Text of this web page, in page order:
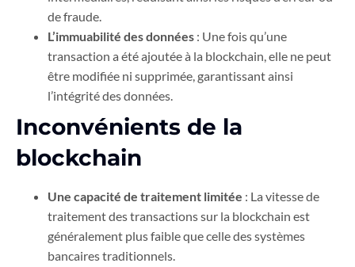
de fraude.
L’immuabilité des données : Une fois qu’une
transaction a été ajoutée à la blockchain, elle ne peut
être modifiée ni supprimée, garantissant ainsi
l’intégrité des données.
Inconvénients de la
blockchain
Une capacité de traitement limitée : La vitesse de
traitement des transactions sur la blockchain est
généralement plus faible que celle des systèmes
bancaires traditionnels.